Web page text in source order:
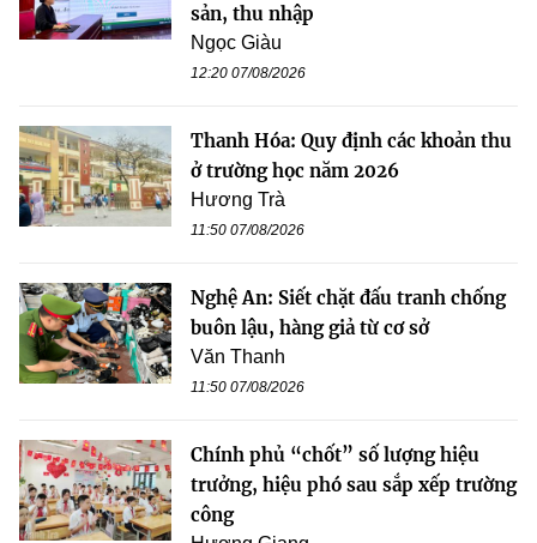
sản, thu nhập
Ngọc Giàu
12:20 07/08/2026
Thanh Hóa: Quy định các khoản thu
ở trường học năm 2026
Hương Trà
11:50 07/08/2026
Nghệ An: Siết chặt đấu tranh chống
buôn lậu, hàng giả từ cơ sở
Văn Thanh
11:50 07/08/2026
Chính phủ “chốt” số lượng hiệu
trưởng, hiệu phó sau sắp xếp trường
công